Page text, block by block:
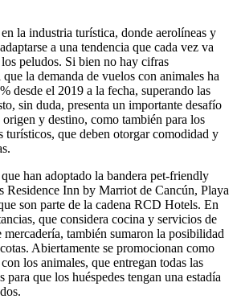
la industria turística, donde aerolíneas y
a una tendencia que cada vez va
peludos. Si bien no hay cifras
la demanda de vuelos con animales ha
desde el 2019 a la fecha, superando las
sin duda, presenta un importante desafío
origen y destino, como también para los
turísticos, que deben otorgar comodidad y
han adoptado la bandera pet-friendly
Residence Inn by Marriot de Cancún, Playa
son parte de la cadena RCD Hotels. En
que considera cocina y servicios de
también sumaron la posibilidad
Abiertamente se promocionan como
los animales, que entregan todas las
para que los huéspedes tengan una estadía